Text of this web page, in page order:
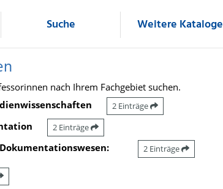
Suche Weitere Kataloge
nach Ihrem Fachgebiet suchen.
2 Einträge
2 Einträge
2 Einträge